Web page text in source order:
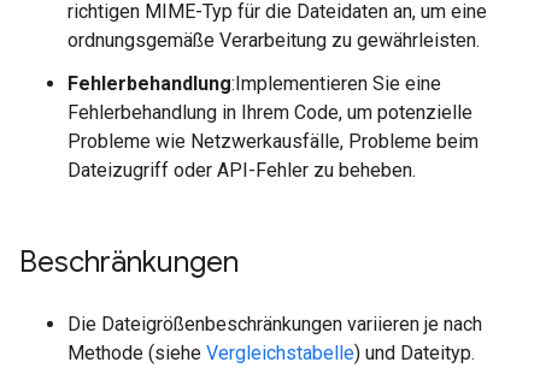
richtigen MIME-Typ für die Dateidaten an, um eine
ordnungsgemäße Verarbeitung zu gewährleisten.
Fehlerbehandlung:Implementieren Sie eine
Fehlerbehandlung in Ihrem Code, um potenzielle
Probleme wie Netzwerkausfälle, Probleme beim
Dateizugriff oder API-Fehler zu beheben.
Beschränkungen
Die Dateigrößenbeschränkungen variieren je nach
Methode (siehe Vergleichstabelle) und Dateityp.